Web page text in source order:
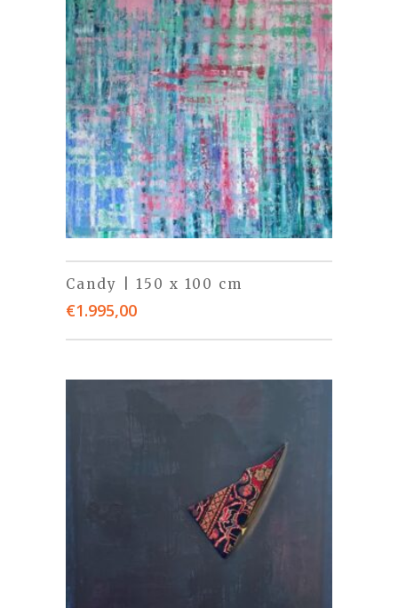
Candy | 150 x 100 cm
€1.995,00